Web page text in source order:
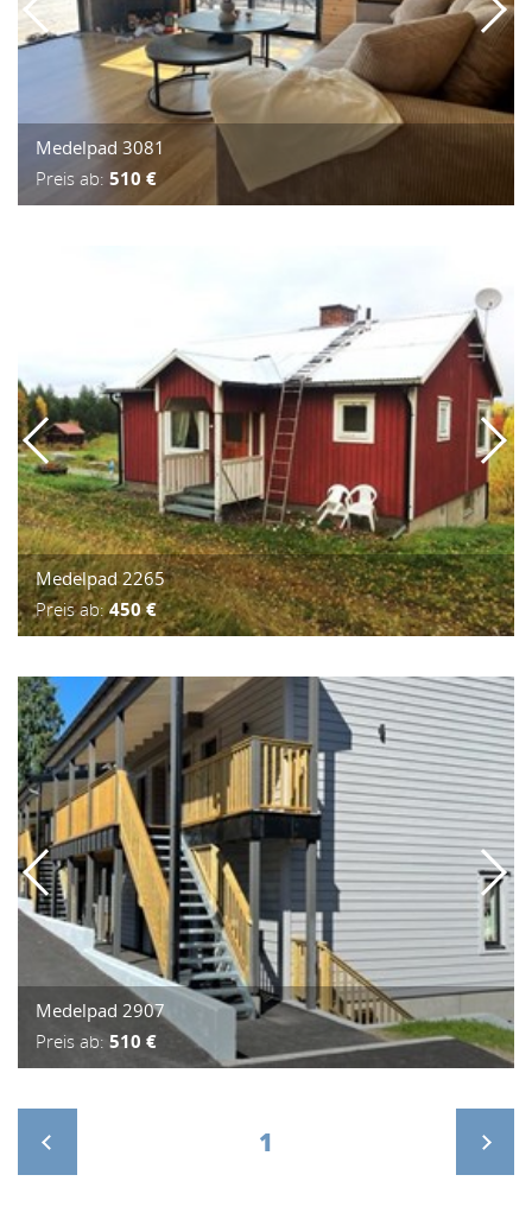
Medelpad 3081
Preis ab: 510 €
Medelpad 2265
Preis ab:450 €
Medelpad 2907
Preis ab: 510 €
1